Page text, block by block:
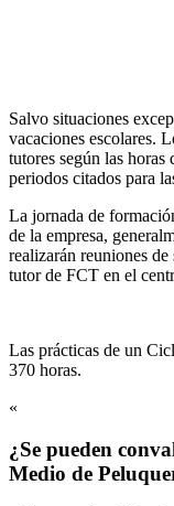
Salvo situaciones
vacaciones escolares.
tutores según las
periodos citados para
La jornada de
de la empresa,
realizarán reuniones
tutor de FCT en el
Las prácticas de un
370 horas.
«
¿Se pueden
Medio de